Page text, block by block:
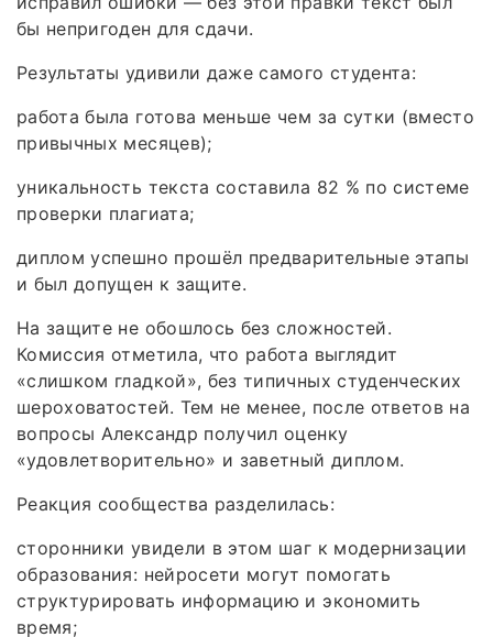
бы непригоден для сдачи.
Результаты удивили даже самого студента:
работа была готова меньше чем за сутки (вместо
привычных месяцев);
уникальность текста составила 82 % по системе
проверки плагиата;
диплом успешно прошёл предварительные этапы
и был допущен к защите.
На защите не обошлось без сложностей.
Комиссия отметила, что работа выглядит
«слишком гладкой», без типичных студенческих
шероховатостей. Тем не менее, после ответов на
вопросы Александр получил оценку
«удовлетворительно» и заветный диплом.
Реакция сообщества разделилась:
сторонники увидели в этом шаг к модернизации
образования: нейросети могут помогать
структурировать информацию и экономить
время;